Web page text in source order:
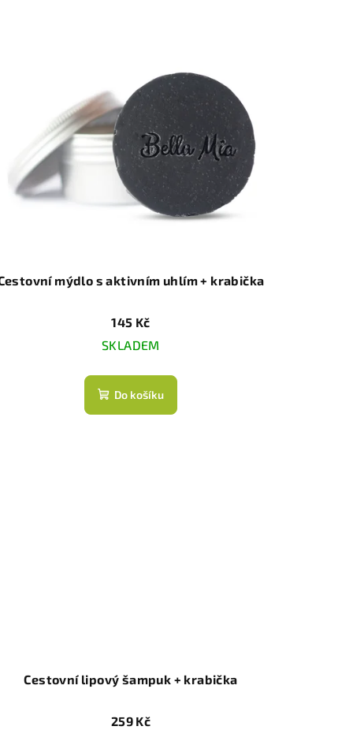
mýdlo s aktivním uhlím + krabička
145 Kč
SKLADEM
Do košíku
Cestovní lipový šampuk + krabička
259 Kč